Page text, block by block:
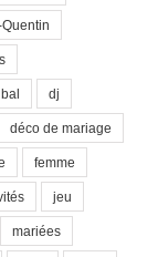
bal dj
déco de mariage
femme
jeu
mariées